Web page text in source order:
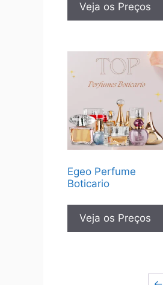
Veja os Preços
Egeo Perfume
Boticario
Veja os Preços